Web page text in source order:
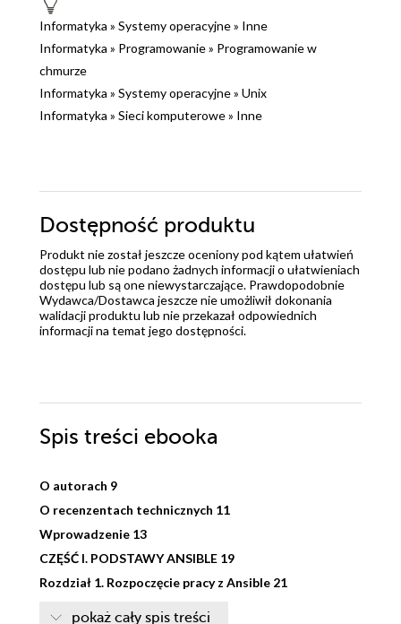
Informatyka » Systemy operacyjne» Inne
Informatyka » Programowanie» Programowanie w
chmurze
Informatyka » Systemy operacyjne» Unix
Informatyka » Sieci komputerowe» Inne
Dostępność produktu
Produkt nie został jeszcze oceniony pod kątem ułatwień
dostępu lub nie podano żadnych informacji o ułatwieniach
dostępu lub są one niewystarczające. Prawdopodobnie
Wydawca/Dostawca jeszcze nie umożliwił dokonania
walidacji produktu lub nie przekazał odpowiednich
informacji na temat jego dostępności.
Spis treści ebooka
O autorach 9
O recenzentach technicznych 11
Wprowadzenie 13
CZĘŚĆ I. PODSTAWY ANSIBLE 19
Rozdział 1. Rozpoczęcie pracy z Ansible 21
Wymagania techniczne 22
pokaż cały spis treści